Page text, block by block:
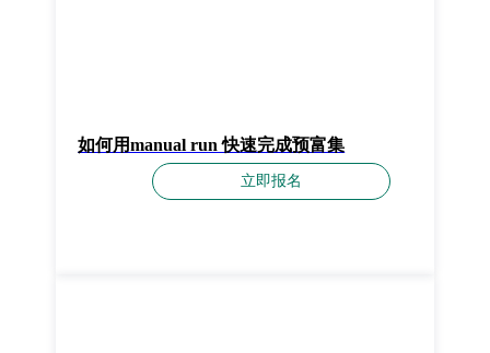
如何用manual run 快速完成预富集
立即报名